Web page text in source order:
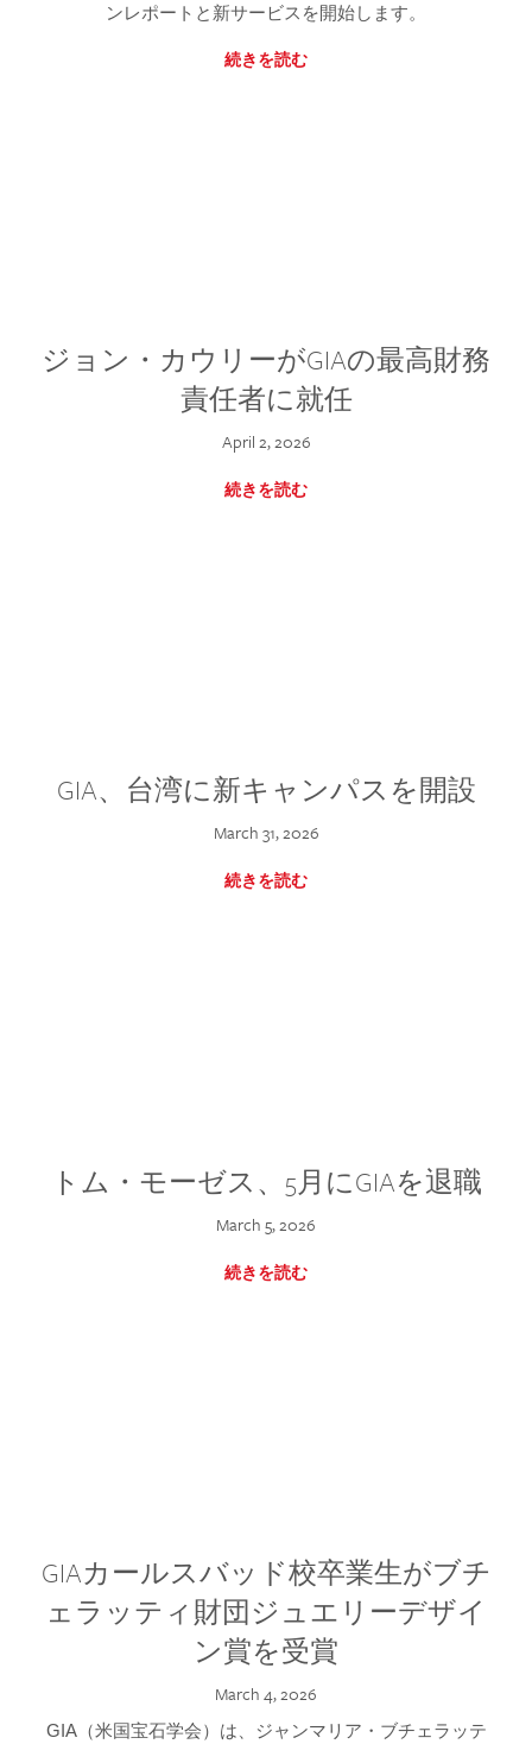
ンレポートと新サービスを開始します。
続きを読む
ジョン・カウリーがGIAの最高財務
責任者に就任
April 2, 2026
続きを読む
GIA、台湾に新キャンパスを開設
March 31, 2026
続きを読む
トム・モーゼス、5月にGIAを退職
March 5, 2026
続きを読む
GIAカールスバッド校卒業生がブチ
ェラッティ財団ジュエリーデザイ
ン賞を受賞
March 4, 2026
GIA（米国宝石学会）は、ジャンマリア・ブチェラッテ